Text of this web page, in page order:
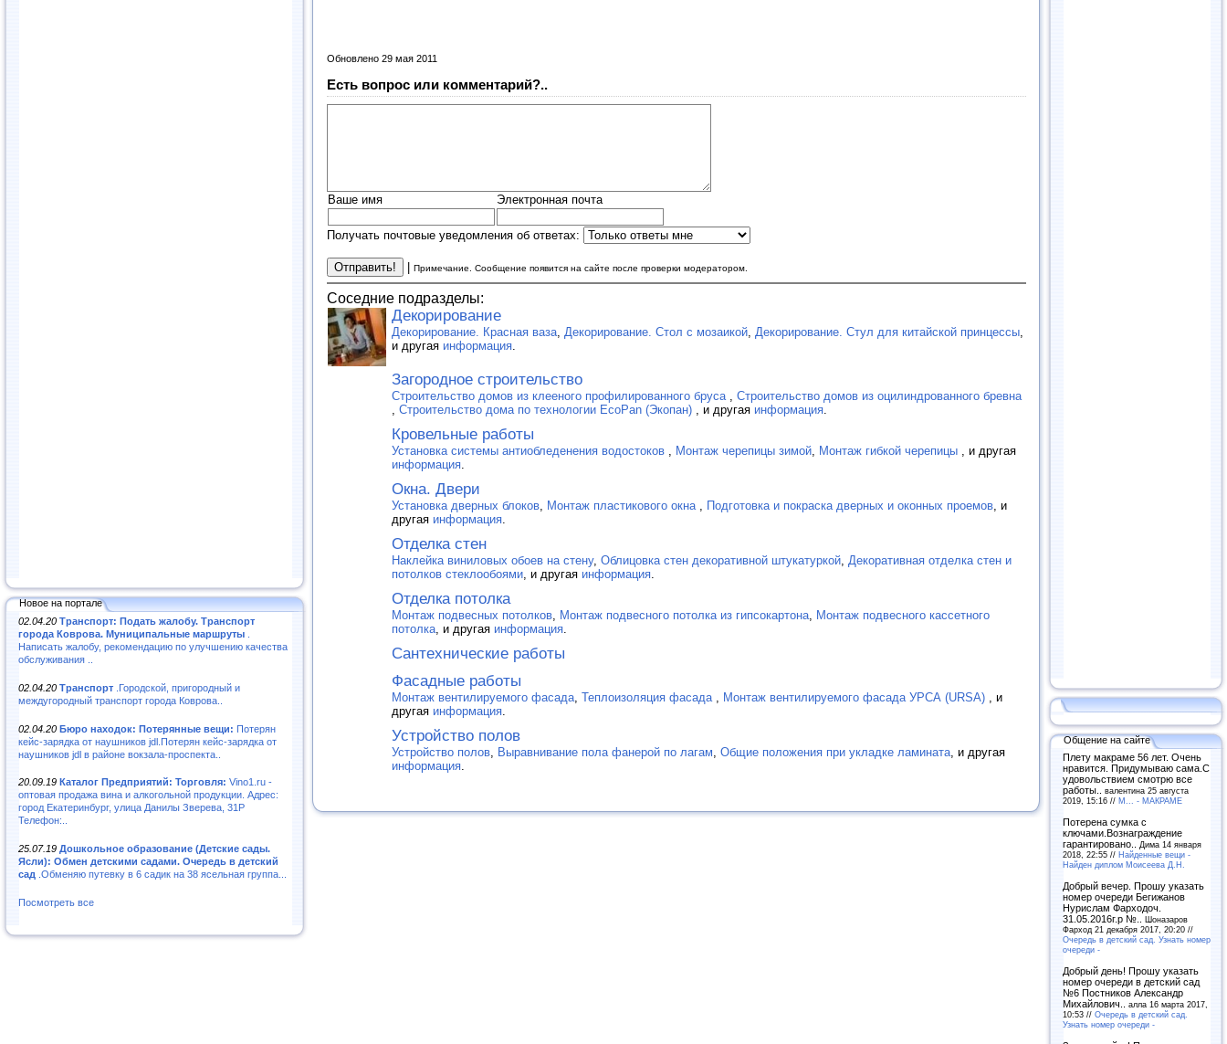
Новое на портале
02.04.20 Транспорт: Подать жалобу. Транспорт
города Коврова. Муниципальные маршруты
Написать жалобу, рекомендацию по улучшению качества
обслуживания ..
02.04.20 Транспорт .Городской, пригородный и
междугородный транспорт города Коврова..
02.04.20 Бюро находок: Потерянные вещи: Потерян
кейс-зарядка от наушников jdl.Потерян кейс-зарядка от
наушников jdl в районе вокзала-проспекта..
20.09.19 Каталог Предприятий: Торговля: Vino1.ru -
оптовая продажа вина и алкогольной продукции. Адрес:
город Екатеринбург, улица Данилы Зверева, 31Р
Телефон:..
25.07.19 Дошкольное образование (Детские сады.
Ясли): Обмен детскими садами. Очередь в детский
сад .Обменяю путевку в 6 садик на 38 ясельная группа...
Посмотреть все
Обновлено 29 мая 2011
Есть вопрос или комментарий?..
Ваше имя Электронная почта
Получать почтовые уведомления об ответах:
Примечание. Сообщение появится на сайте после проверки модератором.
Соседние подразделы:
Декорирование
Декорирование. Красная ваза Декорирование. Стол с мозаикой Декорирование. Стул для китайской принцессы
и другая информация
Загородное строительство
Строительство домов из клееного профилированного бруса
Строительство домов из оцилиндрованного бревна
Строительство дома по технологии EcoPan (Экопан) , и другая информация
Кровельные работы
Установка системы антиобледенения водостоков Монтаж черепицы зимой Монтаж гибкой черепицы
, и другая
информация
Окна. Двери
Установка дверных блоков Монтаж пластикового окна Подготовка и покраска дверных и оконных проемов , и
другая информация
Отделка стен
Наклейка виниловых обоев на стену, Облицовка стен декоративной штукатуркой Декоративная отделка стен и
потолков стеклообоями , и другая информация
Отделка потолка
Монтаж подвесных потолков Монтаж подвесного потолка из гипсокартона
Монтаж подвесного кассетного
потолка , и другая информация
Сантехнические работы
Фасадные работы
Монтаж вентилируемого фасада Теплоизоляция фасада Монтаж вентилируемого фасада УРСА (URSA)
, и
другая информация
Устройство полов
Устройство полов Выравнивание пола фанерой по лагам Общие положения при укладке ламината , и другая
информация
Общение на сайте
Плету макраме 56 лет. Очень
нравится. Придумываю сама.С
удовольствием смотрю все
работы.. валентина 25 августа
2019, 15:16 // М... - МАКРАМЕ
Потерена сумка с
ключами.Вознаграждение
гарантировано..
Дима 14 января
2018, 22:55 // Найденные вещи -
Найден диплом Моисеева Д.Н.
Добрый вечер. Прошу указать
номер очереди Бегижанов
Нурислам Фарходоч.
31.05.2016г.р №.. Шоназаров
Фарход 21 декабря 2017, 20:20 //
Очередь в детский сад. Узнать номер
очереди -
Добрый день! Прошу указать
номер очереди в детский сад
№6 Постников Александр
Михайлович.. алла 16 марта 2017,
10:53 // Очередь в детский сад.
Узнать номер очереди -